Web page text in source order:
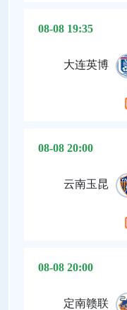
08-08 19:35
大连英博
08-08 20:00
云南玉昆
08-08 20:00
定南赣联